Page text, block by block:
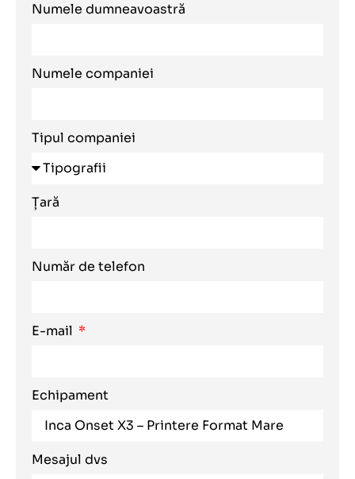
Numele dumneavoastră
Numele companiei
Tipul companiei
Țară
Număr de telefon
E-mail
Echipament
Mesajul dvs